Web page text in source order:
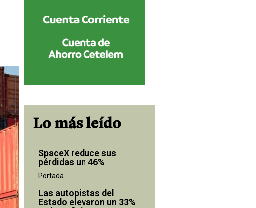
Lo más leído
SpaceX reduce sus
pérdidas un 46%
Portada
Las autopistas del
Estado elevaron un 33%